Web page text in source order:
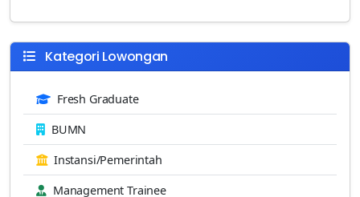
Kategori Lowongan
Fresh Graduate
BUMN
Instansi/Pemerintah
Management Trainee